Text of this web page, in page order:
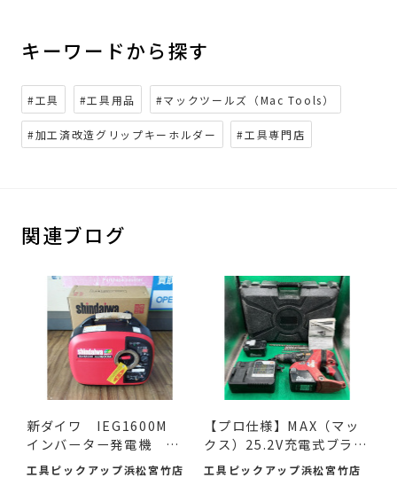
キーワードから探す
#工具 #工具用品 #マックツールズ（Mac Tools）
#加工済改造グリップキーホルダー #工具専門店
関連ブログ
新ダイワ IEG1600M
インバーター発電機 入
荷し...
工具ピックアップ浜松宮竹店
【プロ仕様】MAX（マッ
クス）25.2V充電式ブラシ
レ...
工具ピックアップ浜松宮竹店